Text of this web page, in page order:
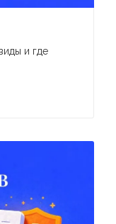
и где